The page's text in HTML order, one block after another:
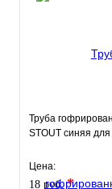
Труба
STOUT синяя
Цена:
18 руб.*